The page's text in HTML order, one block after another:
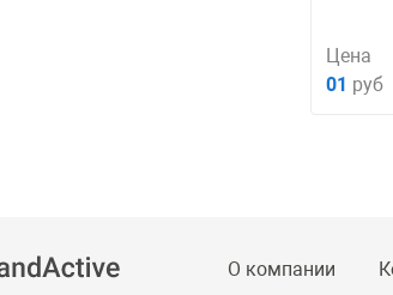
Цена
01 руб
О компании